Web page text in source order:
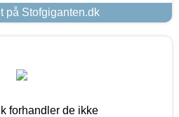
på Stofgiganten.dk
forhandler de ikke